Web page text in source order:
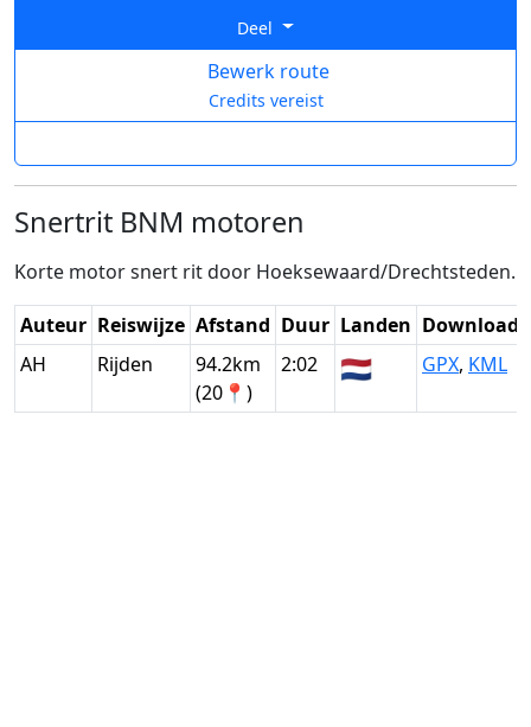
Deel
Bewerk route
Credits vereist
Snertrit BNM motoren
Korte motor snert rit door Hoeksewaard/Drechtsteden.
Auteur Reiswijze Afstand Duur Landen Download
AH
Rijden
94.2km
(20📍)
2:02 🇳🇱 GPX, KML